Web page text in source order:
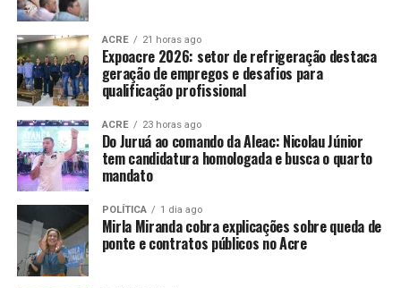
ACRE 21 horas ago
Expoacre 2026: setor de refrigeração destaca
geração de empregos e desafios para
qualificação profissional
ACRE 23 horas ago
Do Juruá ao comando da Aleac: Nicolau Júnior
tem candidatura homologada e busca o quarto
mandato
POLÍTICA 1 dia ago
Mirla Miranda cobra explicações sobre queda de
ponte e contratos públicos no Acre